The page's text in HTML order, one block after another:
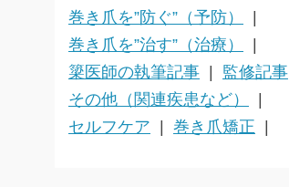
巻き爪を”防ぐ”（予防）
巻き爪を”治す”（治療）
簗医師の執筆記事
監修記事
その他（関連疾患など）
セルフケア
巻き爪矯正